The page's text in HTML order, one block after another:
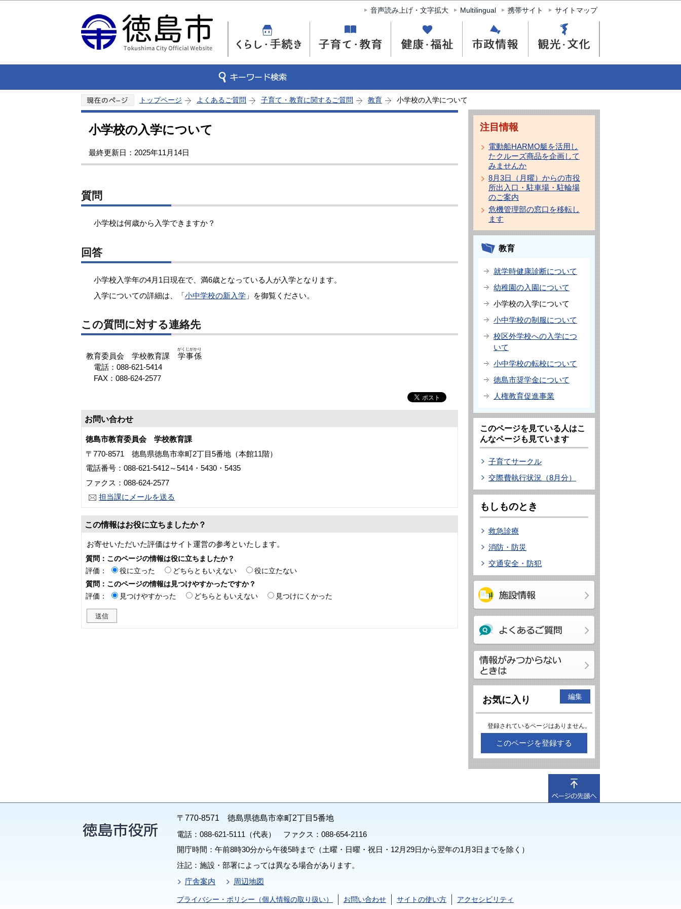
このページの本文へ移動
音声読み上げ・文字拡大 Multilingual 携帯サイト サイトマップ
トップページ よくあるご質問 子育て・教育に関するご質問 教育 小学校の入学について
小学校の入学について
最終更新日：2025年11月14日
質問
小学校は何歳から入学できますか？
回答
小学校入学年の4月1日現在で、満6歳となっている人が入学となります。
入学についての詳細は、「小中学校の新入学 」を御覧ください。
この質問に対する連絡先
教育委員会 学校教育課 学事係
がくじがかり
電話：088-621-5414
FAX：088-624-2577
お問い合わせ
徳島市教育委員会 学校教育課
〒770-8571 徳島県徳島市幸町2丁目5番地（本館11階）
電話番号：088-621-5412～5414・5430・5435
ファクス：088-624-2577
担当課にメールを送る
この情報はお役に立ちましたか？
お寄せいただいた評価はサイト運営の参考といたします。
質問：このページの情報は役に立ちましたか？
評価：
役に立った どちらともいえない
役に立たない
質問：このページの情報は見つけやすかったですか？
評価：
見つけやすかった どちらともいえない 見つけにくかった
注目情報
電動船HARMO艇を活用し
たクルーズ商品を企画して
みませんか
8月3日（月曜）からの市役
所出入口・駐車場・駐輪場
のご案内
危機管理部の窓口を移転し
ます
教育
就学時健康診断について
幼稚園の入園について
小学校の入学について
小中学校の制服について
校区外学校への入学につ
いて
小中学校の転校について
徳島市奨学金について
人権教育促進事業
このページを見ている人はこ
んなページも見ています
子育てサークル
交際費執行状況（8月分）
もしものとき
救急診療
消防・防災
交通安全・防犯
お気に入り 編集
登録されているページはありません。
このページを登録する
〒770-8571 徳島県徳島市幸町2丁目5番地
電話：088-621-5111（代表） ファクス：088-654-2116
開庁時間：午前8時30分から午後5時まで（土曜・日曜・祝日・12月29日から翌年の1月3日までを除く）
注記：施設・部署によっては異なる場合があります。
庁舎案内
周辺地図
プライバシー・ポリシー（個人情報の取り扱い） お問い合わせ サイトの使い方 アクセシビリティ